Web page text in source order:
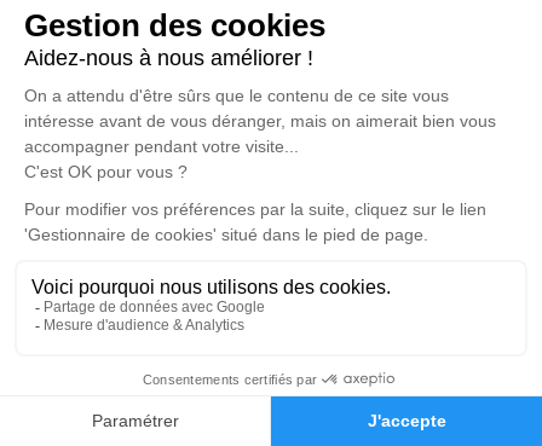
Faire-part Hommages
anecdote ou exprimer vos pensées à travers des
poèmes ou des textes. Cet endroit est un lieu
d'expression dédié à honorer la mémoire de Réjane
ABADIE.
Un service de plantation d’arbre hommage est
disponible ici.
Je rends hommage
Cérémonie religieuse
Crématorium de Canet-en-Roussillon
196 Avenue de Perpignan